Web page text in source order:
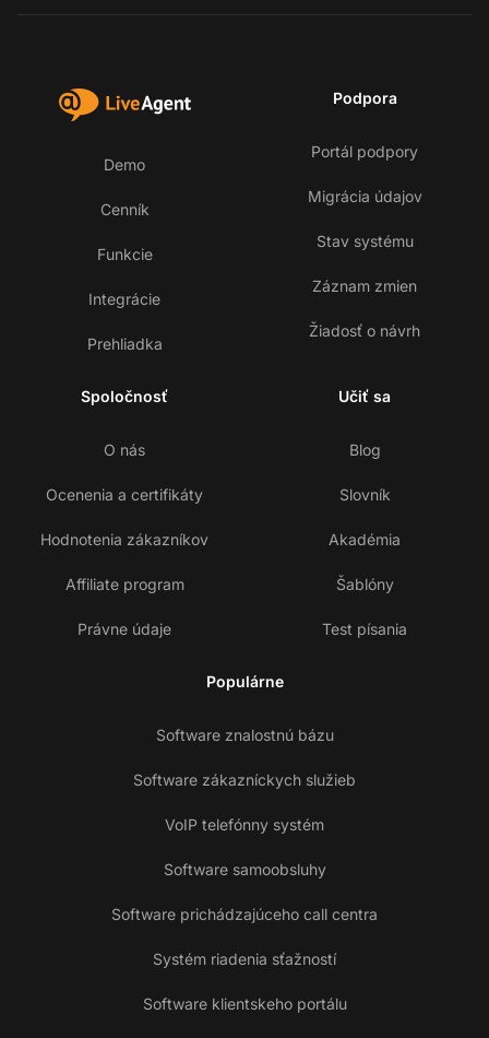
Demo
Cenník
Funkcie
Integrácie
Prehliadka
Podpora
Portál podpory
Migrácia údajov
Stav systému
Záznam zmien
Žiadosť o návrh
Spoločnosť
O nás
Ocenenia a certifikáty
Hodnotenia zákazníkov
Affiliate program
Právne údaje
Učiť sa
Blog
Slovník
Akadémia
Šablóny
Test písania
Populárne
Software znalostnú bázu
Software zákazníckych služieb
VoIP telefónny systém
Software samoobsluhy
Software prichádzajúceho call centra
Systém riadenia sťažností
Software klientskeho portálu